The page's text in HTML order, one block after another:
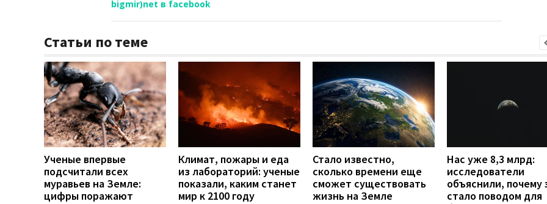
bigmir)net в facebook
Статьи по теме
Ученые впервые
подсчитали всех
муравьев на Земле:
цифры поражают
Климат, пожары и еда
из лабораторий: ученые
показали, каким станет
мир к 2100 году
Стало известно,
сколько времени еще
сможет существовать
жизнь на Земле
Нас уже 8,3 млрд:
исследователи
объяснили, почему
стало поводом для